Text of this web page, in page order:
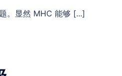
。显然 MHC 能够 [...]